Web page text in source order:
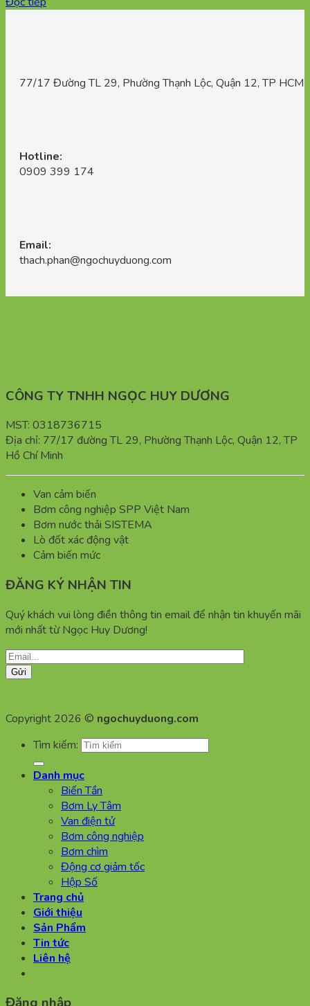
77/17 Đường TL 29, Phường Thạnh Lộc, Quận 12, TP HCM
Hotline:
0909 399 174
Email:
thach.phan@ngochuyduong.com
CÔNG TY TNHH NGỌC HUY DƯƠNG
MST: 0318736715
Địa chỉ: 77/17 đường TL 29, Phường Thạnh Lộc, Quận 12, TP
Hồ Chí Minh
Van cảm biến
Bơm công nghiệp SPP Việt Nam
Bơm nước thải SISTEMA
Lò đốt xác động vật
Cảm biến mức
ĐĂNG KÝ NHẬN TIN
Quý khách vui lòng điền thông tin email để nhận tin khuyến mãi
mới nhất từ Ngọc Huy Dương!
Copyright 2026 © ngochuyduong.com
Tìm kiếm:
Danh mục
Biến Tần
Bơm Ly Tâm
Van điện tử
Bơm công nghiệp
Bơm chìm
Động cơ giảm tốc
Hộp Số
Trang chủ
Giới thiệu
Sản Phẩm
Tin tức
Liên hệ